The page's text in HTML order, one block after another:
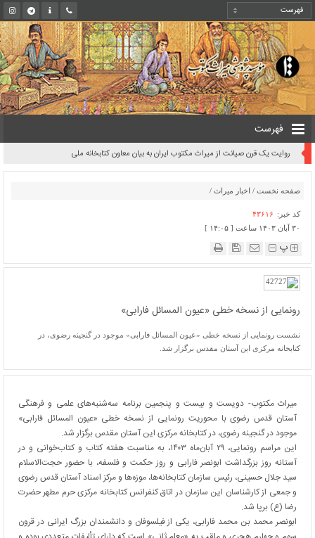
فهرست
روایت یک قرن صیانت از میراث مکتوب ایران به بیان معاون کتابخانه ملی
صفحه نخست / اخبار میراث /
کد خبر: ۴۳۶۱۶
۳۰ آبان ۱۴۰۳ ساعت [ ۱۴:۰۵ ]
پ
رونمایی از نسخه خطی «عیون المسائل فارابی»
نشست رونمایی از نسخه خطی «عیون المسائل فارابی» موجود در گنجینه رضوی، در
کتابخانه مرکزی این آستان مقدس برگزار شد.
میراث مکتوب- دویست و بیست و پنجمین برنامه سه‌شنبه‌های علمی و فرهنگی
آستان قدس رضوی با محوریت رونمایی از نسخه خطی «عیون المسائل فارابی»
موجود در گنجینه رضوی، در کتابخانه مرکزی این آستان مقدس برگزار شد.
این مراسم رونمایی، ۲۹ آبان‌ماه ۱۴۰۳، به مناسبت هفته کتاب و کتاب‌خوانی و در
آستانه روز بزرگداشت ابونصر فارابی و روز حکمت و فلسفه، با حضور حجت‌الاسلام
سید جلال حسینی، رئیس سازمان کتابخانه‌ها، موزه‌ها و مرکز اسناد آستان قدس رضوی
و جمعی از کارشناسان این سازمان در اتاق کنفرانس کتابخانه مرکزی حرم مطهر حضرت
رضا (ع) برپا شد.
ابونصر محمد بن محمد فارابی، یکی از فیلسوفان و دانشمندان بزرگ ایرانی در قرون